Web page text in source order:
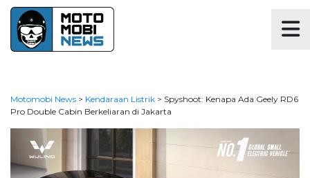
Motomobi News > Kendaraan Listrik > Spyshoot: Kenapa Ada Geely RD6
Pro Double Cabin Berkeliaran di Jakarta